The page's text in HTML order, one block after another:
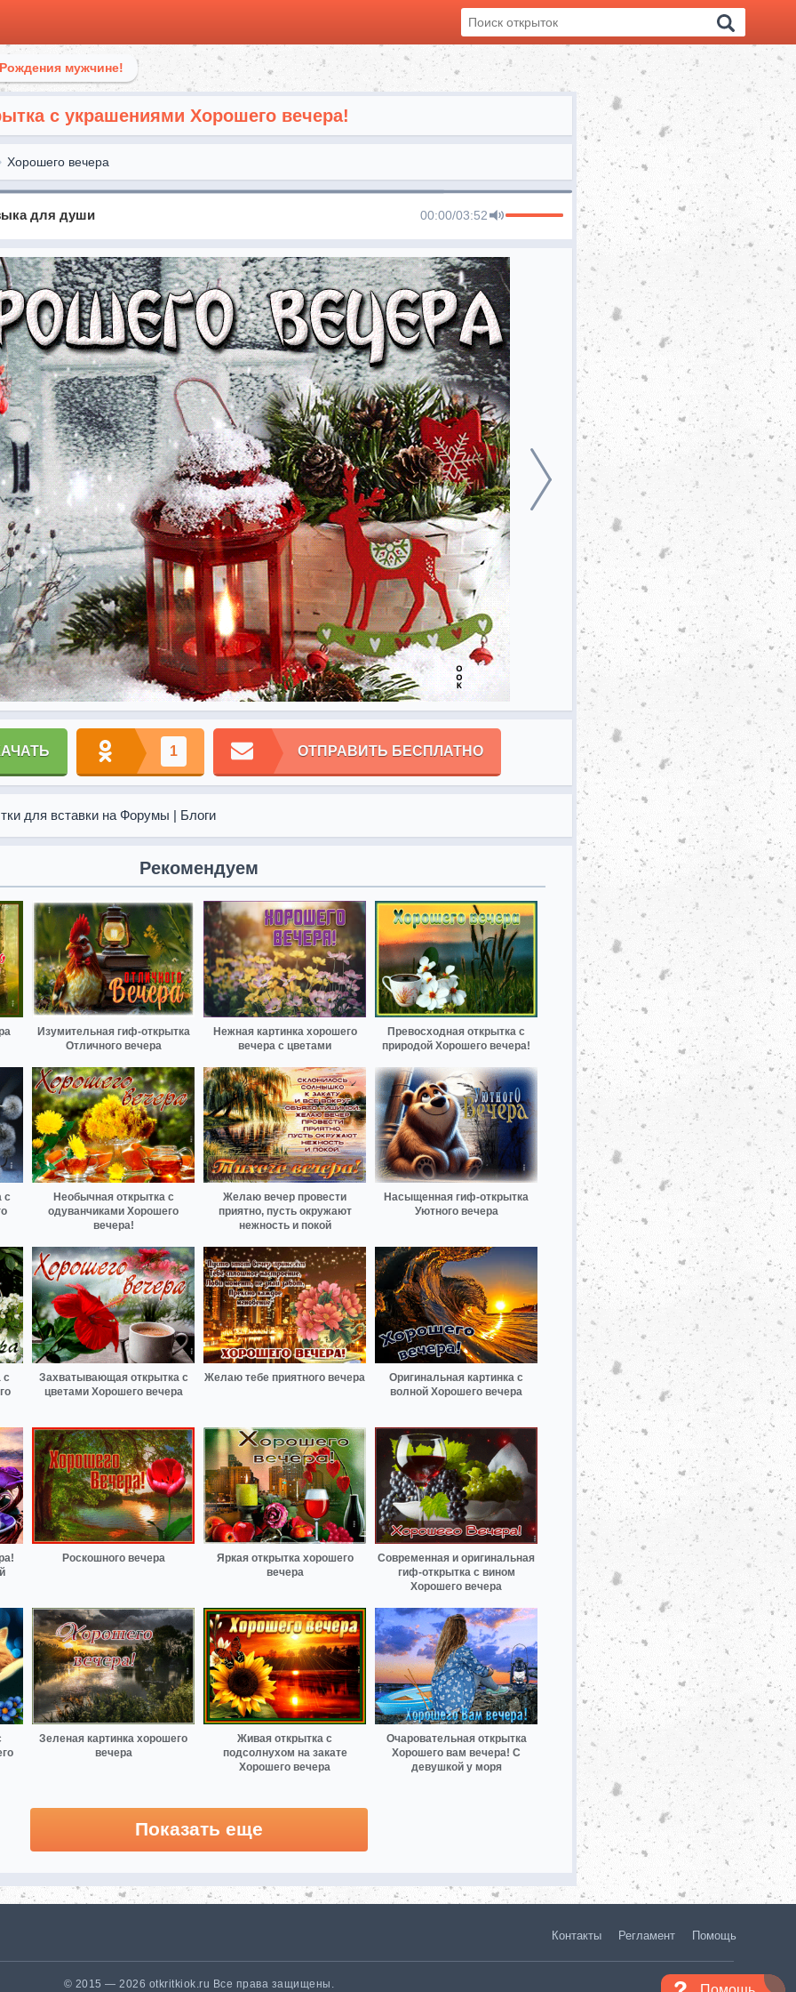
мужчине!
с украшениями Хорошего вечера!
Хорошего вечера
для души 00:00/03:52
1 ОТПРАВИТЬ БЕСПЛАТНО
для вставки на Форумы | Блоги
Рекомендуем
Изумительная гиф-открытка
Отличного вечера
Нежная картинка хорошего
вечера с цветами
Превосходная открытка с
природой Хорошего вечера!
с
Необычная открытка с
одуванчиками Хорошего
вечера!
Желаю вечер провести
приятно, пусть окружают
нежность и покой
Насыщенная гиф-открытка
Уютного вечера
с
Захватывающая открытка с
цветами Хорошего вечера
Желаю тебе приятного вечера
Оригинальная картинка с
волной Хорошего вечера
Роскошного вечера
Яркая открытка хорошего
вечера
Современная и оригинальная
гиф-открытка с вином
Хорошего вечера
Зеленая картинка хорошего
вечера
Живая открытка с
подсолнухом на закате
Хорошего вечера
Очаровательная открытка
Хорошего вам вечера! С
девушкой у моря
Показать еще
Контакты Регламент Помощь
© 2015 — 2026 otkritkiok.ru Все права защищены.